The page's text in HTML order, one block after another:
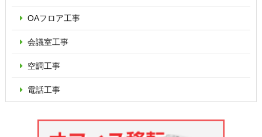
OAフロア工事
会議室工事
空調工事
電話工事